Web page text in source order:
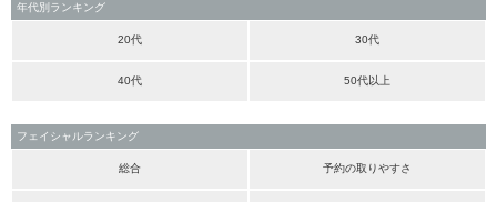
年代別ランキング
20代 30代
40代 50代以上
フェイシャルランキング
総合 予約の取りやすさ